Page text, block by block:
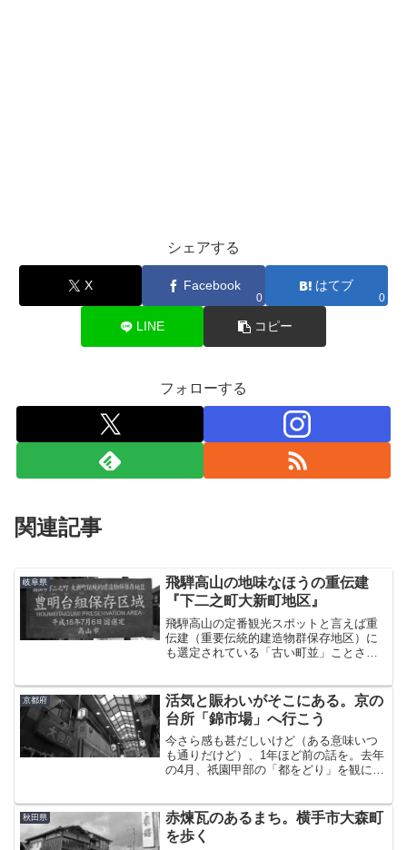
シェアする
X Facebook
0
はてブ
0
LINE コピー
フォローする
関連記事
岐阜県
飛騨高山の地味なほうの重伝建
『下二之町大新町地区』
飛騨高山の定番観光スポットと言えば重
伝建（重要伝統的建造物群保存地区）に
も選定されている「古い町並」ことさん
う。そんな高山にはもうひとつ、『下二
之町大新町（しもにのまちお...
京都府
活気と賑わいがそこにある。京の
台所「錦市場」へ行こう
今さら感も甚だしいけど（ある意味いつ
も通りだけど）、1年ほど前の話を。去年
の4月、祇園甲部の「都をどり」を観に京
らい歩くと錦天満宮が見えてくる。有名
な珍スポット、鳥居...
秋田県
赤煉瓦のあるまち。横手市大森町
を歩く